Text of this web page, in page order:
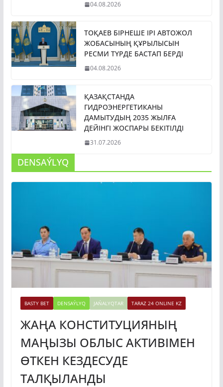
04.08.2026
ТОҚАЕВ БІРНЕШЕ ІРІ АВТОЖОЛ
ЖОБАСЫНЫҢ ҚҰРЫЛЫСЫН
РЕСМИ ТҮРДЕ БАСТАП БЕРДІ
04.08.2026
ҚАЗАҚСТАНДА
ГИДРОЭНЕРГЕТИКАНЫ
ДАМЫТУДЫҢ 2035 ЖЫЛҒА
ДЕЙІНГІ ЖОСПАРЫ БЕКІТІЛДІ
31.07.2026
DENSAÝLYQ
BASTY BET DENSAÝLYQ JAŃALYQTAR TARAZ 24 ONLINE KZ
ЖАҢА КОНСТИТУЦИЯНЫҢ
МАҢЫЗЫ ОБЛЫС АКТИВІМЕН
ӨТКЕН КЕЗДЕСУДЕ
ТАЛҚЫЛАНДЫ